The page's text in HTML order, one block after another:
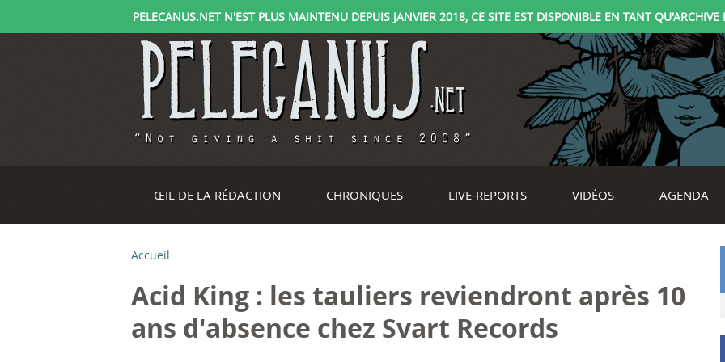
PELECANUS.NET N'EST PLUS MAINTENU DEPUIS JANVIER 2018, CE SITE EST DISPONIBLE EN TANT
ŒIL DE LA RÉDACTION CHRONIQUES LIVE-REPORTS VIDÉOS AGENDA
V
o
u
Accueil
Acid King : les tauliers reviendront après 10
ans d'absence chez Svart Records